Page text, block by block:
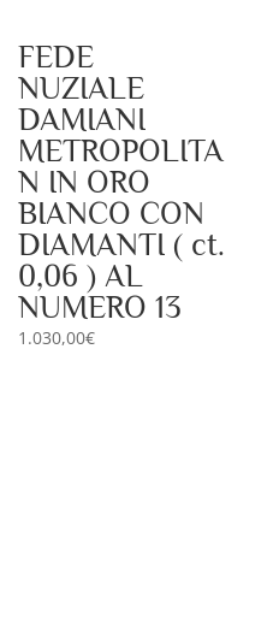
FEDE
NUZIALE
DAMIANI
METROPOLITA
N IN ORO
BIANCO CON
DIAMANTI ( ct.
0,06 ) AL
NUMERO 13
1.030,00€